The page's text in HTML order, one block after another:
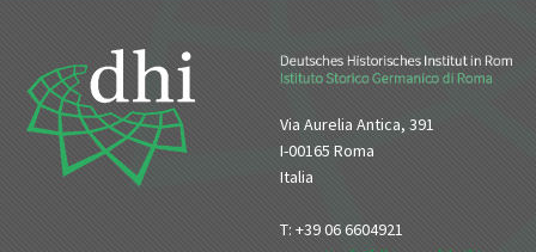
Via Aurelia Antica, 391
I-00165 Roma
Italia
T: +39 06 6604921